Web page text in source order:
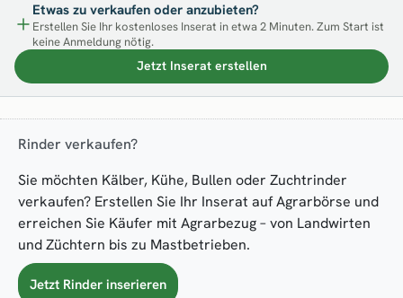
Etwas zu verkaufen oder anzubieten?
Erstellen Sie Ihr kostenloses Inserat in etwa 2 Minuten. Zum Start ist
keine Anmeldung nötig.
Jetzt Inserat erstellen
Rinder verkaufen?
Sie möchten Kälber, Kühe, Bullen oder Zuchtrinder
verkaufen? Erstellen Sie Ihr Inserat auf Agrarbörse und
erreichen Sie Käufer mit Agrarbezug – von Landwirten
und Züchtern bis zu Mastbetrieben.
Jetzt Rinder inserieren